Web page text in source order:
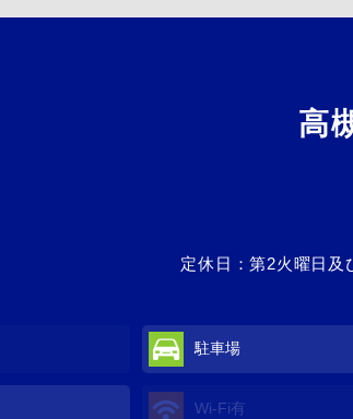
高
定休日：第2火曜日
駐車場
Wi-Fi有